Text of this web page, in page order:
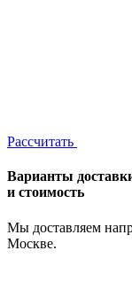
Рассчитать
Варианты
и стоимость
Мы доставляем
Москве.